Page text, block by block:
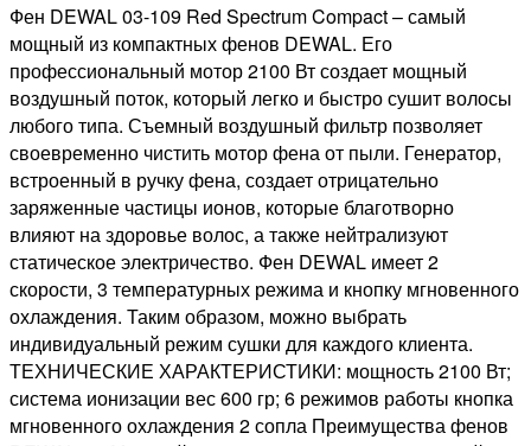
Фен DEWAL 03-109 Red Spectrum Compact – самый
мощный из компактных фенов DEWAL. Его
профессиональный мотор 2100 Вт создает мощный
воздушный поток, который легко и быстро сушит волосы
любого типа. Съемный воздушный фильтр позволяет
своевременно чистить мотор фена от пыли. Генератор,
встроенный в ручку фена, создает отрицательно
заряженные частицы ионов, которые благотворно
влияют на здоровье волос, а также нейтрализуют
статическое электричество. Фен DEWAL имеет 2
скорости, 3 температурных режима и кнопку мгновенного
охлаждения. Таким образом, можно выбрать
индивидуальный режим сушки для каждого клиента.
ТЕХНИЧЕСКИЕ ХАРАКТЕРИСТИКИ: мощность 2100 Вт;
система ионизации вес 600 гр; 6 режимов работы кнопка
мгновенного охлаждения 2 сопла Преимущества фенов